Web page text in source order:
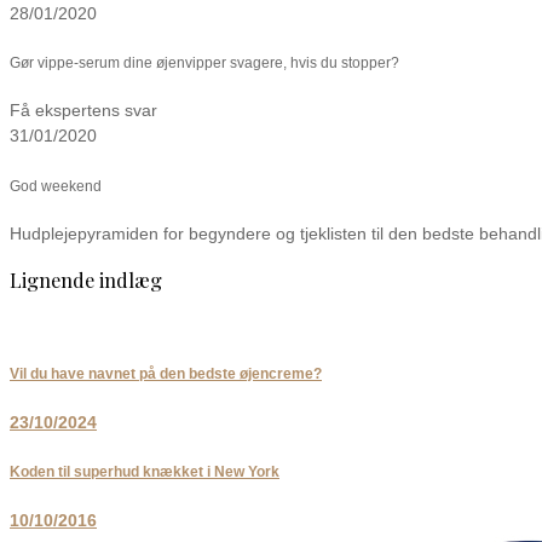
28/01/2020
Gør vippe-serum dine øjenvipper svagere, hvis du stopper?
Få ekspertens svar
31/01/2020
God weekend
Hudplejepyramiden for begyndere og tjeklisten til den bedste
Lignende indlæg
Vil du have navnet på den bedste øjencreme?
23/10/2024
Koden til superhud knækket i New York
10/10/2016